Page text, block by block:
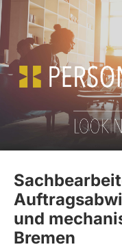
und
Bremen